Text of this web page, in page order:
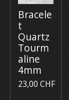
Bracele
t
Quartz
Tourm
aline
4mm
23,00 CHF